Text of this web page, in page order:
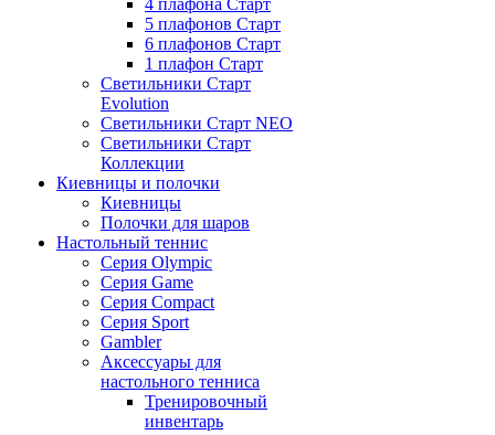
4 плафона Старт
5 плафонов Старт
6 плафонов Старт
1 плафон Старт
Светильники Старт
Evolution
Светильники Старт NEO
Светильники Старт
Коллекции
Киевницы и полочки
Киевницы
Полочки для шаров
Настольный теннис
Серия Olympic
Серия Game
Серия Compact
Серия Sport
Gambler
Аксессуары для
настольного тенниса
Тренировочный
инвентарь